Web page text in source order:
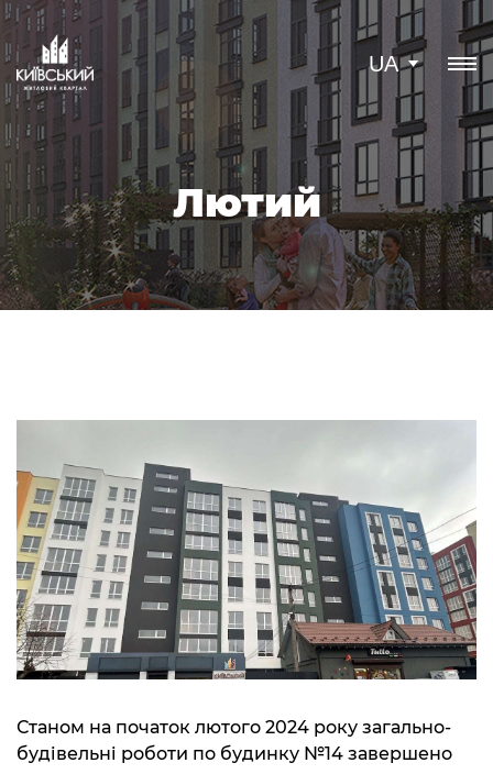
UA
Лютий
Станом на початок лютого 2024 року загально-
будівельні роботи по будинку №14 завершено